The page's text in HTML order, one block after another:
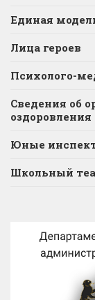
Единая
Лица героев
Психолого-
Сведения об
оздоровления
Юные
Школьный